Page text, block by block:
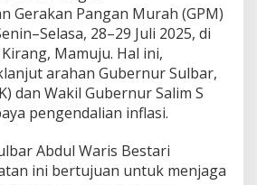
n
g
a
n
M
u
r
h
u
n
Gerakan Pangan Murah (GPM)
28–29 Juli 2025, di
Mamuju. Hal ini,
arahan Gubernur Sulbar,
dan Wakil Gubernur Salim S
pengendalian inflasi.
Abdul Waris Bestari
ini bertujuan untuk menjaga